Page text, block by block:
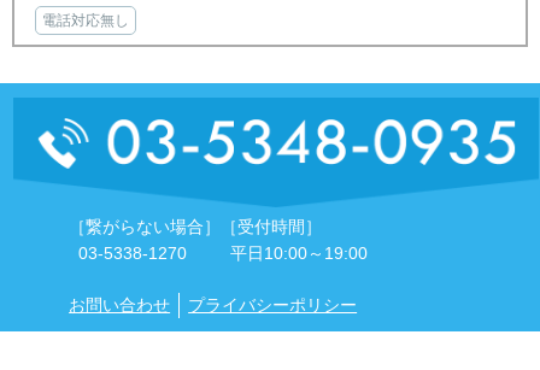
電話対応無し
［繋がらない場合］
03-5338-1270
［受付時間］
平日10:00～19:00
お問い合わせ プライバシーポリシー